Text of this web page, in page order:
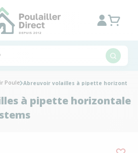
Poule Abreuvoir volailles à pipette horizontale
à pipette horizontale